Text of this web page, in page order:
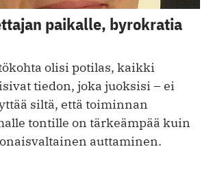
paikalle, byrokratia
olisi potilas, kaikki
tiedon, joka juoksisi – ei
siltä, että toiminnan
tontille on tärkeämpää kuin
auttaminen.